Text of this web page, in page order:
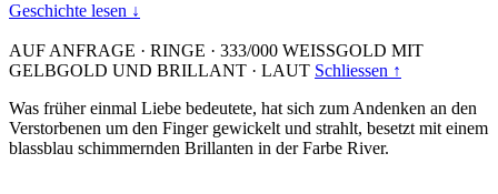
Geschichte lesen ↓
AUF ANFRAGE · RINGE · 333/000 WEISSGOLD MIT
GELBGOLD UND BRILLANT · LAUT Schliessen ↑
Was früher einmal Liebe bedeutete, hat sich zum Andenken an den
Verstorbenen um den Finger gewickelt und strahlt, besetzt mit einem
blassblau schimmernden Brillanten in der Farbe River.